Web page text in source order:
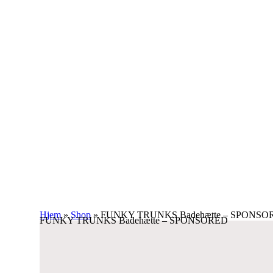
Hjem»Shop»FUNKY TRUNKS Badehætte –
FUNKY TRUNKS Badehætte – SPONSORED